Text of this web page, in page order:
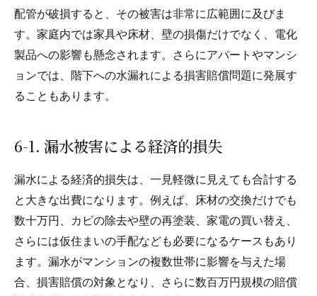
配管が破損すると、その被害は非常に広範囲に及びま
す。家庭内では家具や床材、壁の損傷だけでなく、電化
製品への影響も懸念されます。さらにアパートやマンシ
ョンでは、階下への水漏れによる損害賠償問題に発展す
ることもあります。
6-1. 漏水被害による経済的損失
漏水による経済的損失は、一見軽微に見えても合計する
と大きな出費になります。例えば、床材の交換だけでも
数十万円、カビの除去や壁の再塗装、家電の買い替え、
さらには仮住まいの手配なども必要になるケースもあり
ます。漏水がマンションの複数世帯に影響を与えた場
合、損害賠償の対象となり、さらに数百万円規模の賠償